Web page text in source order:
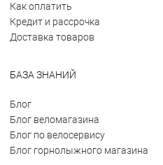
Как оплатить
Кредит и рассрочка
Доставка товаров
БАЗА ЗНАНИЙ
Блог
Блог веломагазина
Блог по велосервису
Блог горнолыжного магазина